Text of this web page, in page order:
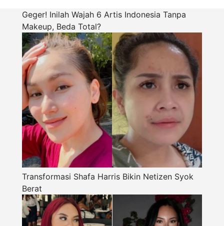
Geger! Inilah Wajah 6 Artis Indonesia Tanpa
Makeup, Beda Total?
Transformasi Shafa Harris Bikin Netizen Syok
Berat